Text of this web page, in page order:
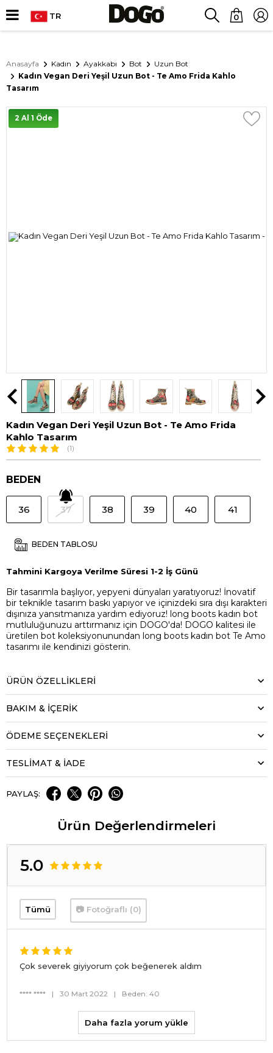
TR 0
Anasayfa Kadın Ayakkabı Bot
Uzun Bot
Kadın Vegan Deri Yeşil Uzun Bot - Te Amo Frida Kahlo
Tasarım
2 Al 1 Öde
Kadın Vegan Deri Yeşil Uzun Bot - Te Amo Frida
Kahlo Tasarım
(1)
BEDEN
36 37 38 39 40 41
BEDEN TABLOSU
Tahmini Kargoya Verilme Süresi 1-2 İş Günü
Bir tasarımla başlıyor, yepyeni dünyaları yaratıyoruz! İnovatif
bir teknikle tasarım baskı yapıyor ve içinizdeki sıra dışı karakteri
dışınıza yansıtmanıza yardım ediyoruz! long boots kadın bot
mutluluğunuzu arttırmanız için DOGO'da! DOGO kalitesi ile
üretilen bot koleksiyonunundan long boots kadın bot Te Amo
tasarımı ile kendinizi gösterin.
ÜRÜN ÖZELLIKLERI
BAKIM & İÇERİK
ÖDEME SEÇENEKLERI
TESLİMAT & İADE
PAYLAŞ:
Ürün Değerlendirmeleri
5.0
Tümü 📷 Fotoğraflı (0)
Çok severek giyiyorum çok beğenerek aldım
**** **** | 30 Mart 2022 | Beden: 40
Daha fazla yorum yükle